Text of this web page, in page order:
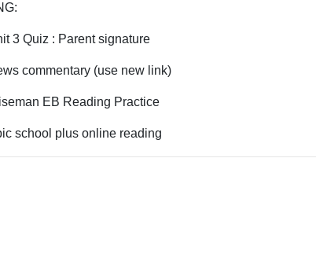
3 Quiz : Parent signature
commentary (use new link)
EB Reading Practice
school plus online reading